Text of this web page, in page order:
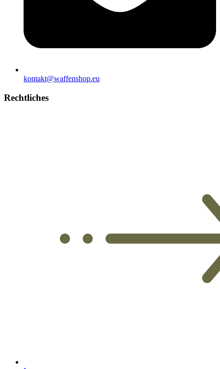
kontakt@waffenshop.eu
Rechtliches